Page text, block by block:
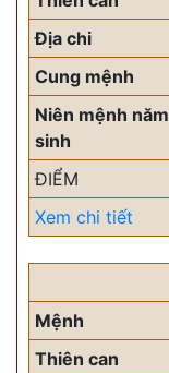
Địa chi
Cung mệnh
Niên mệnh năm
sinh
ĐIỂM
Xem chi tiết
Mệnh
Thiên can